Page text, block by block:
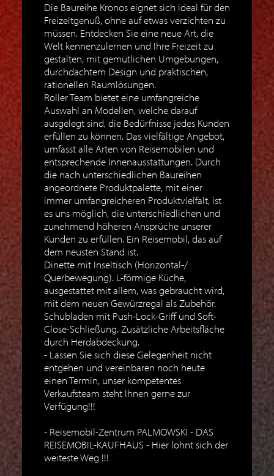
Die Baureihe Kronos eignet sich ideal für den
Freizeitgenuß, ohne auf etwas verzichten zu
müssen. Entdecken Sie eine neue Art, die
Welt kennenzulernen und Ihre Freizeit zu
gestalten, mit gemütlichen Umgebungen,
durchdachtem Design und praktischen,
rationellen Raumlösungen.
Roller Team bietet eine umfangreiche
Auswahl an Modellen, welche darauf
ausgelegt sind, die Bedürfnisse jedes Kunden
erfüllen zu können. Das vielfältige Angebot,
umfasst alle Arten von Reisemobilen und
entsprechende Innenausstattungen. Durch
die nach unterschiedlichen Baureihen
angeordnete Produktpalette, mit einer
immer umfangreicheren Produktvielfalt, ist
es uns möglich, die unterschiedlichen und
zunehmend höheren Ansprüche unserer
Kunden zu erfüllen. Ein Reisemobil, das auf
dem neusten Stand ist.
Dinette mit Inseltisch (Horizontal-/
Querbewegung). L-förmige Küche,
ausgestattet mit allem, was gebraucht wird,
mit dem neuen Gewürzregal als Zubehör.
Schubladen mit Push-Lock-Griff und Soft-
Close-Schließung. Zusätzliche Arbeitsfläche
durch Herdabdeckung.
Lassen Sie sich diese Gelegenheit nicht
entgehen und vereinbaren noch heute
einen Termin, unser kompetentes
Verkaufsteam steht Ihnen gerne zur
Verfügung!!!
Reisemobil-Zentrum PALMOWSKI - DAS
REISEMOBIL-KAUFHAUS - Hier lohnt sich der
weiteste Weg !!!